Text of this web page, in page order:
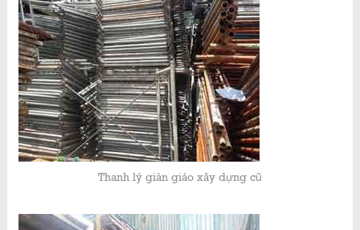
Thanh lý giàn giáo xây dựng cũ